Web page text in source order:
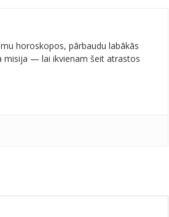
horoskopos, pārbaudu labākās
misija — lai ikvienam šeit atrastos